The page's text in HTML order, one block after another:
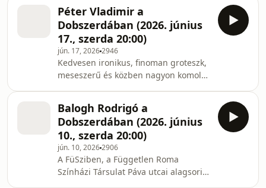
rendszerváltás után
miniszterelnök sajtófőnökét,
Vásárhelyi Miklóst, aki hányattatott
éveit követően a rendszerváltás után a
Történelmi Igazságtétel Bizottság,
majd a Soros Alapítvány elnöke lett.
Nem sokkal később az Orbán
rendszer gyűlöletkampányának
célpontja. Szociológus lánya, akit
szem
Péter Vladimir a
Dobszerdában (2026. június
17., szerda 20:00)
jún. 17, 20262946
Kedvesen ironikus, finoman groteszk,
meseszerű és közben nagyon komoly
kedves , révedező Múzsával. A
Madács sétány és a Holló utca sarkán
új szobor köszönti az arra járókat,
akik láthatóan élvezettel
fogadják Péter Vladimir fémműves,
ötvösművész, ékszerguru, tanár,
Balogh Rodrigó a
Dobszerdában (2026. június
10., szerda 20:00)
jún. 10, 20262906
A FüSziben, a Független Roma
Színházi Társulat Páva utcai alagsori